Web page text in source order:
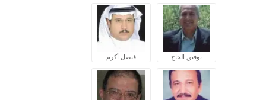
توفيق الحاج فيصل أكرم